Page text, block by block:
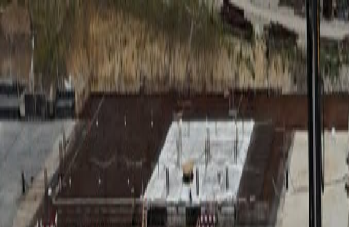
RADIO SOMEȘ
Categorii
EmisiuniPodcastIstoric melodii